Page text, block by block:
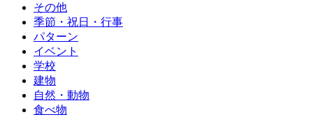
その他
季節・祝日・行事
パターン
イベント
学校
建物
自然・動物
食べ物